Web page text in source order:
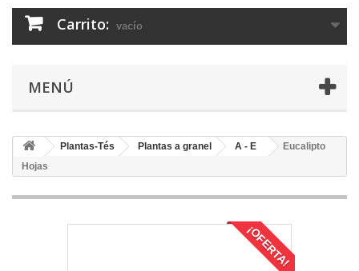
Carrito: vacío
MENÚ
Plantas-Tés Plantas a granel A - E
Eucalipto
Hojas
¡OFERTA!